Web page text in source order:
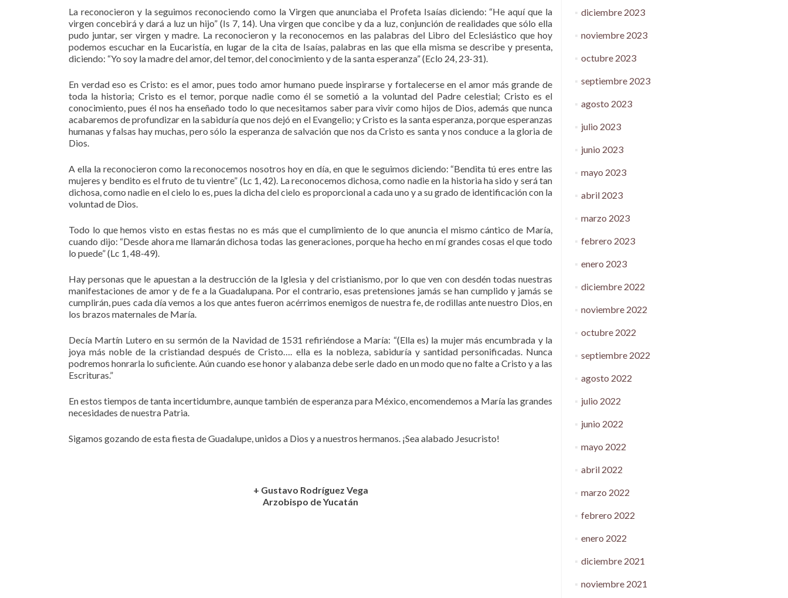
La reconocieron y la seguimos reconociendo como la Virgen que anunciaba el Profeta Isaías diciendo: “He aquí que la
virgen concebirá y dará a luz un hijo” (Is 7, 14). Una virgen que concibe y da a luz, conjunción de realidades que sólo ella
pudo juntar, ser virgen y madre. La reconocieron y la reconocemos en las palabras del Libro del Eclesiástico que hoy
podemos escuchar en la Eucaristía, en lugar de la cita de Isaías, palabras en las que ella misma se describe y presenta,
diciendo: “Yo soy la madre del amor, del temor, del conocimiento y de la santa esperanza” (Eclo 24, 23-31).
En verdad eso es Cristo: es el amor, pues todo amor humano puede inspirarse y fortalecerse en el amor más grande de
toda la historia; Cristo es el temor, porque nadie como él se sometió a la voluntad del Padre celestial; Cristo es el
conocimiento, pues él nos ha enseñado todo lo que necesitamos saber para vivir como hijos de Dios, además que nunca
acabaremos de profundizar en la sabiduría que nos dejó en el Evangelio; y Cristo es la santa esperanza, porque esperanzas
humanas y falsas hay muchas, pero sólo la esperanza de salvación que nos da Cristo es santa y nos conduce a la gloria de
Dios.
A ella la reconocieron como la reconocemos nosotros hoy en día, en que le seguimos diciendo: “Bendita tú eres entre las
mujeres y bendito es el fruto de tu vientre” (Lc 1, 42). La reconocemos dichosa, como nadie en la historia ha sido y será tan
dichosa, como nadie en el cielo lo es, pues la dicha del cielo es proporcional a cada uno y a su grado de identificación con la
voluntad de Dios.
Todo lo que hemos visto en estas fiestas no es más que el cumplimiento de lo que anuncia el mismo cántico de María,
cuando dijo: “Desde ahora me llamarán dichosa todas las generaciones, porque ha hecho en mí grandes cosas el que todo
lo puede” (Lc 1, 48-49).
Hay personas que le apuestan a la destrucción de la Iglesia y del cristianismo, por lo que ven con desdén todas nuestras
manifestaciones de amor y de fe a la Guadalupana. Por el contrario, esas pretensiones jamás se han cumplido y jamás se
cumplirán, pues cada día vemos a los que antes fueron acérrimos enemigos de nuestra fe, de rodillas ante nuestro Dios, en
los brazos maternales de María.
Decía Martín Lutero en su sermón de la Navidad de 1531 refiriéndose a María: “(Ella es) la mujer más encumbrada y la
joya más noble de la cristiandad después de Cristo…. ella es la nobleza, sabiduría y santidad personificadas. Nunca
podremos honrarla lo suficiente. Aún cuando ese honor y alabanza debe serle dado en un modo que no falte a Cristo y a las
Escrituras.”
En estos tiempos de tanta incertidumbre, aunque también de esperanza para México, encomendemos a María las grandes
necesidades de nuestra Patria.
Sigamos gozando de esta fiesta de Guadalupe, unidos a Dios y a nuestros hermanos. ¡Sea alabado Jesucristo!
+ Gustavo Rodríguez Vega
Arzobispo de Yucatán
diciembre 2023
noviembre 2023
octubre 2023
septiembre 2023
agosto 2023
julio 2023
junio 2023
mayo 2023
abril 2023
marzo 2023
febrero 2023
enero 2023
diciembre 2022
noviembre 2022
octubre 2022
septiembre 2022
agosto 2022
julio 2022
junio 2022
mayo 2022
abril 2022
marzo 2022
febrero 2022
enero 2022
diciembre 2021
noviembre 2021